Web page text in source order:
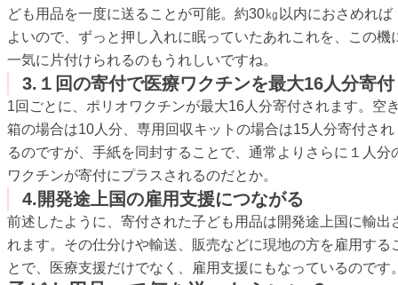
ども用品を一度に送ることが可能。約30㎏以内におさめれば
よいので、ずっと押し入れに眠っていたあれこれを、この機
一気に片付けられるのもうれしいですね。
3.１回の寄付で医療ワクチンを最大16人分寄付
1回ごとに、ポリオワクチンが最大16人分寄付されます。空
箱の場合は10人分、専用回収キットの場合は15人分寄付され
るのですが、手紙を同封することで、通常よりさらに１人分
ワクチンが寄付にプラスされるのだとか。
4.開発途上国の雇用支援につながる
前述したように、寄付された子ども用品は開発途上国に輸出
れます。その仕分けや輸送、販売などに現地の方を雇用する
とで、医療支援だけでなく、雇用支援にもなっているのです